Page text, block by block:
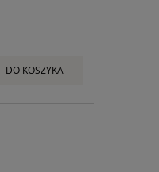
DO KOSZYKA